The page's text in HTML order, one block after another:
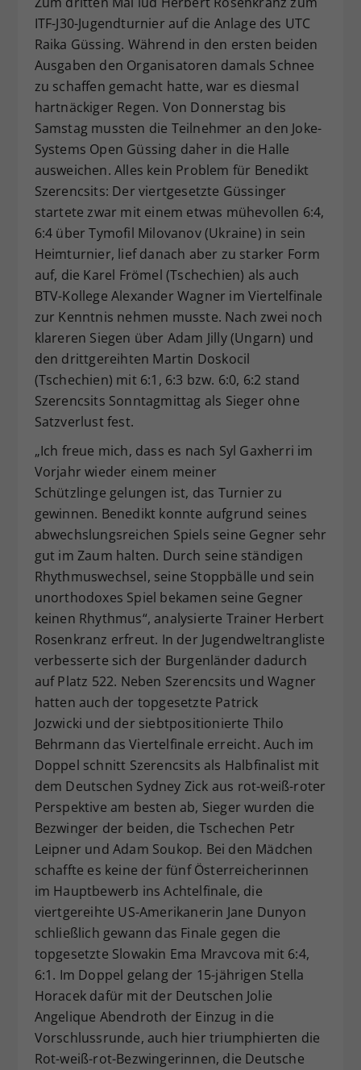
ITF-J30-Jugendturnier auf die Anlage des UTC
Raika Güssing. Während in den ersten beiden
Ausgaben den Organisatoren damals Schnee
zu schaffen gemacht hatte, war es diesmal
hartnäckiger Regen. Von Donnerstag bis
Samstag mussten die Teilnehmer an den Joke-
Systems Open Güssing daher in die Halle
ausweichen. Alles kein Problem für Benedikt
Szerencsits: Der viertgesetzte Güssinger
startete zwar mit einem etwas mühevollen 6:4,
6:4 über Tymofil Milovanov (Ukraine) in sein
Heimturnier, lief danach aber zu starker Form
auf, die Karel Frömel (Tschechien) als auch
BTV-Kollege Alexander Wagner im Viertelfinale
zur Kenntnis nehmen musste. Nach zwei noch
klareren Siegen über Adam Jilly (Ungarn) und
den drittgereihten Martin Doskocil
(Tschechien) mit 6:1, 6:3 bzw. 6:0, 6:2 stand
Szerencsits Sonntagmittag als Sieger ohne
Satzverlust fest.
„Ich freue mich, dass es nach Syl Gaxherri im
Vorjahr wieder einem meiner
Schützlinge gelungen ist, das Turnier zu
gewinnen. Benedikt konnte aufgrund seines
abwechslungsreichen Spiels seine Gegner sehr
gut im Zaum halten. Durch seine ständigen
Rhythmuswechsel, seine Stoppbälle und sein
unorthodoxes Spiel bekamen seine Gegner
keinen Rhythmus“, analysierte Trainer Herbert
Rosenkranz erfreut. In der Jugendweltrangliste
verbesserte sich der Burgenländer dadurch
auf Platz 522. Neben Szerencsits und Wagner
hatten auch der topgesetzte Patrick
Jozwicki und der siebtpositionierte Thilo
Behrmann das Viertelfinale erreicht. Auch im
Doppel schnitt Szerencsits als Halbfinalist mit
dem Deutschen Sydney Zick aus rot-weiß-roter
Perspektive am besten ab, Sieger wurden die
Bezwinger der beiden, die Tschechen Petr
Leipner und Adam Soukop. Bei den Mädchen
schaffte es keine der fünf Österreicherinnen
im Hauptbewerb ins Achtelfinale, die
viertgereihte US-Amerikanerin Jane Dunyon
schließlich gewann das Finale gegen die
topgesetzte Slowakin Ema Mravcova mit 6:4,
6:1. Im Doppel gelang der 15-jährigen Stella
Horacek dafür mit der Deutschen Jolie
Angelique Abendroth der Einzug in die
Vorschlussrunde, auch hier triumphierten die
Rot-weiß-rot-Bezwingerinnen, die Deutsche
Zweck
Dieser Wert speichert Ihre Consent-
Einstellungen. Unter anderem eine
zufällig generierte ID, für die
historische Speicherung Ihrer
vorgenommen Einstellungen, falls der
Webseiten-Betreiber dies eingestellt
hat.